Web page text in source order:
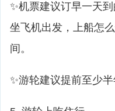
✨机票建议订早一天
坐飞机出发，上船怎
间。
✨游轮建议提前至少